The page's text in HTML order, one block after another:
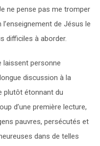
ne pense pas me tromper
de Jésus le
difficiles à aborder.
laissent personne
discussion à la
plutôt étonnant du
d’une première lecture,
pauvres, persécutés et
dans de telles